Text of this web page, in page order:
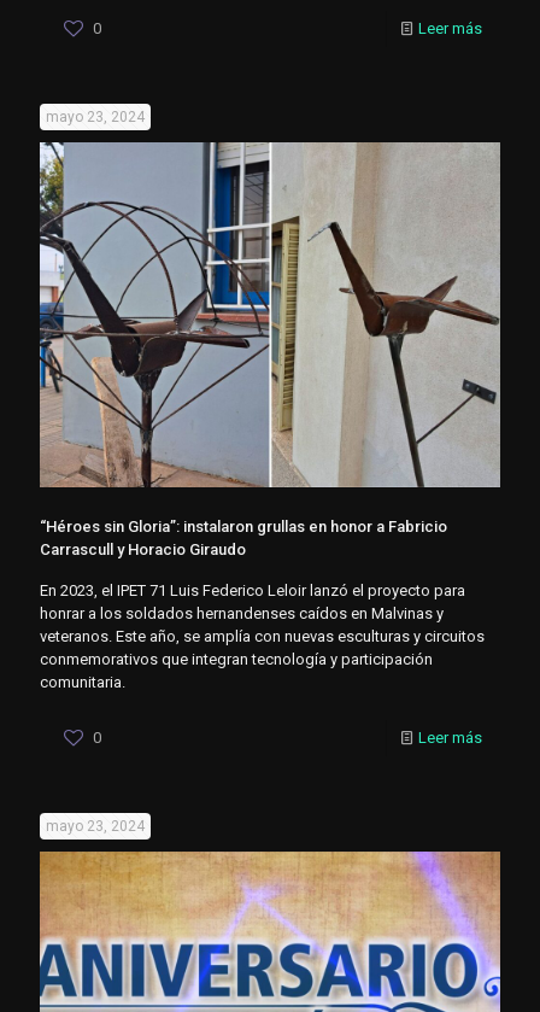
0 Leer más
mayo 23, 2024
“Héroes sin Gloria”: instalaron grullas en honor a Fabricio
Carrascull y Horacio Giraudo
En 2023, el IPET 71 Luis Federico Leloir lanzó el proyecto para
honrar a los soldados hernandenses caídos en Malvinas y
veteranos. Este año, se amplía con nuevas esculturas y circuitos
conmemorativos que integran tecnología y participación
comunitaria.
0 Leer más
mayo 23, 2024